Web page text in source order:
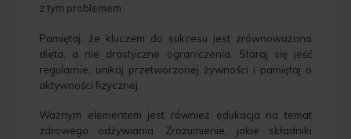
z tym problemem.
Pamiętaj, że kluczem do sukcesu jest zrównoważona
dieta, a nie drastyczne ograniczenia. Staraj się jeść
regularnie, unikaj przetworzonej żywności i pamiętaj o
aktywności fizycznej.
Ważnym elementem jest również edukacja na temat
zdrowego odżywiania. Zrozumienie, jakie składniki